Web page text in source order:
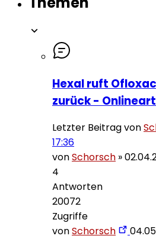
Hexal ruft
zurück -
Letzter Beitrag von
17:36
vonSchorsch »
4
Antworten
20072
Zugriffe
vonSchorsch